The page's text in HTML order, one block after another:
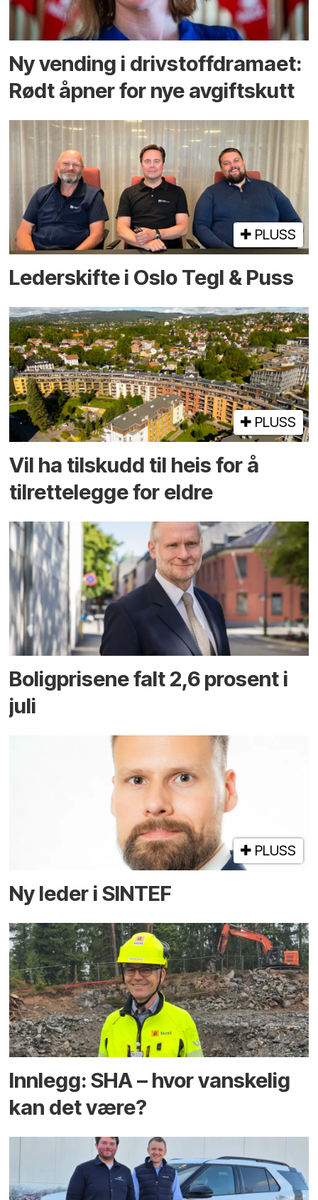
Ny vending i drivstoffdramaet:
Rødt åpner for nye avgiftskutt
PLUSS
Lederskifte i Oslo Tegl & Puss
PLUSS
Vil ha tilskudd til heis for å
tilrettelegge for eldre
Boligprisene falt 2,6 prosent i
juli
PLUSS
Ny leder i SINTEF
Innlegg: SHA – hvor vanskelig
kan det være?